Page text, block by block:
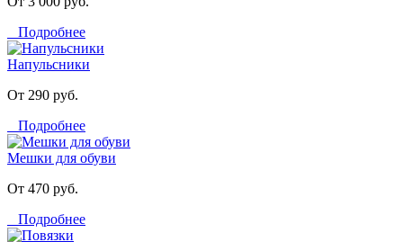
Подробнее
Напульсники
От 290 руб.
Подробнее
Мешки для обуви
От 470 руб.
Подробнее